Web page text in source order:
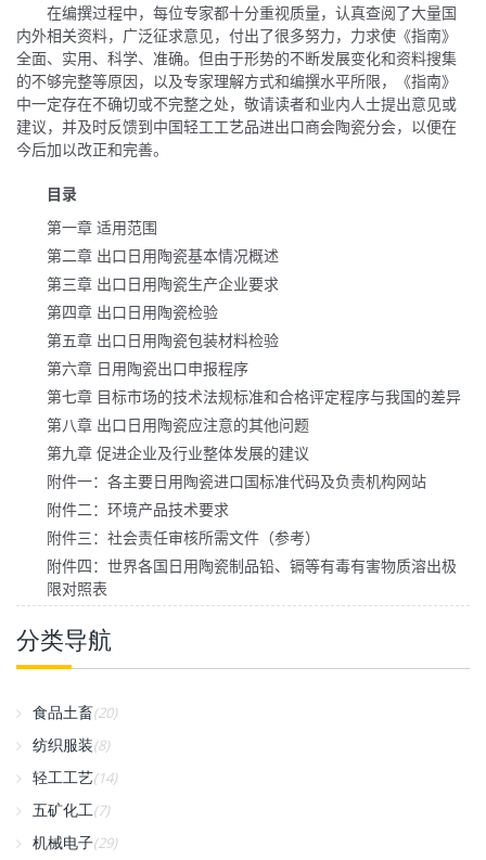
在编撰过程中，每位专家都十分重视质量，认真查阅了大量国
内外相关资料，广泛征求意见，付出了很多努力，力求使《指南》
全面、实用、科学、准确。但由于形势的不断发展变化和资料搜集
的不够完整等原因，以及专家理解方式和编撰水平所限，《指南》
中一定存在不确切或不完整之处，敬请读者和业内人士提出意见或
建议，并及时反馈到中国轻工工艺品进出口商会陶瓷分会，以便在
今后加以改正和完善。
目录
第一章 适用范围
第二章 出口日用陶瓷基本情况概述
第三章 出口日用陶瓷生产企业要求
第四章 出口日用陶瓷检验
第五章 出口日用陶瓷包装材料检验
第六章 日用陶瓷出口申报程序
第七章 目标市场的技术法规标准和合格评定程序与我国的差异
第八章 出口日用陶瓷应注意的其他问题
第九章 促进企业及行业整体发展的建议
附件一：各主要日用陶瓷进口国标准代码及负责机构网站
附件二：环境产品技术要求
附件三：社会责任审核所需文件（参考）
附件四：世界各国日用陶瓷制品铅、镉等有毒有害物质溶出极
限对照表
分类导航
食品土畜(20)
纺织服装(8)
轻工工艺(14)
五矿化工(7)
机械电子(29)